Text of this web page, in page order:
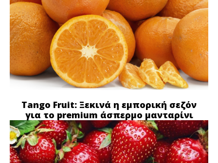
Tango Fruit: Ξεκινά η εμπορική σεζόν
για το premium άσπερμο μανταρίνι